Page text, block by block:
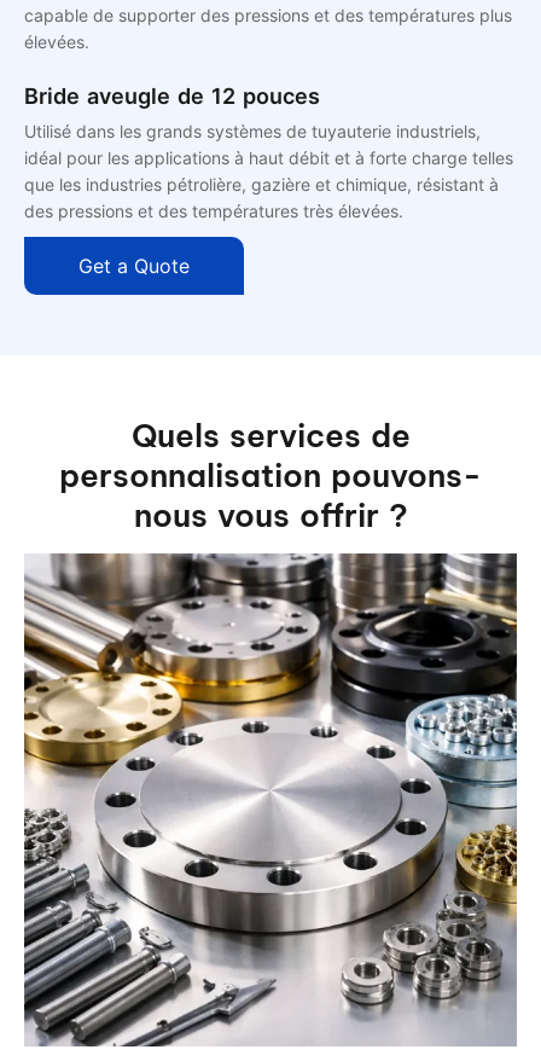
capable de supporter des pressions et des températures plus
élevées.
Bride aveugle de 12 pouces
Utilisé dans les grands systèmes de tuyauterie industriels,
idéal pour les applications à haut débit et à forte charge telles
que les industries pétrolière, gazière et chimique, résistant à
des pressions et des températures très élevées.
Get a Quote
Quels services de
personnalisation pouvons-
nous vous offrir ?